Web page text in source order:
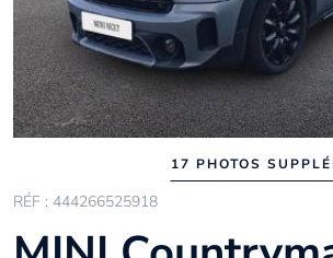
17 PHOTOS
RÉF : 444266525918